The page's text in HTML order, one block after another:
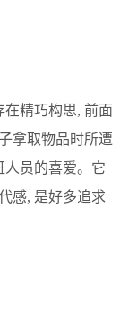
精巧构思, 前面
拿取物品时所遭
人员的喜爱。它
感, 是好多追求